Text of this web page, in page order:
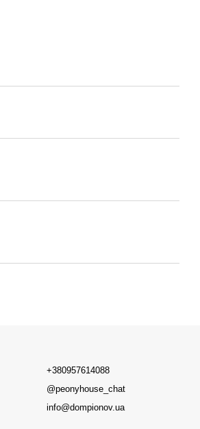
+380957614088
@peonyhouse_chat
info@dompionov.ua